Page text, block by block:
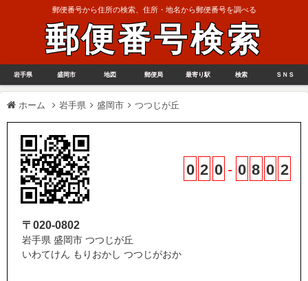
郵便番号から住所の検索、住所・地名から郵便番号を調べる
郵便番号検索
岩手県 盛岡市 地図 郵便局 最寄り駅 検索 ＳＮＳ
ホーム 岩手県 盛岡市 つつじが丘
0 2 0 - 0 8 0 2
〒020-0802
岩手県 盛岡市 つつじが丘
いわてけん もりおかし つつじがおか